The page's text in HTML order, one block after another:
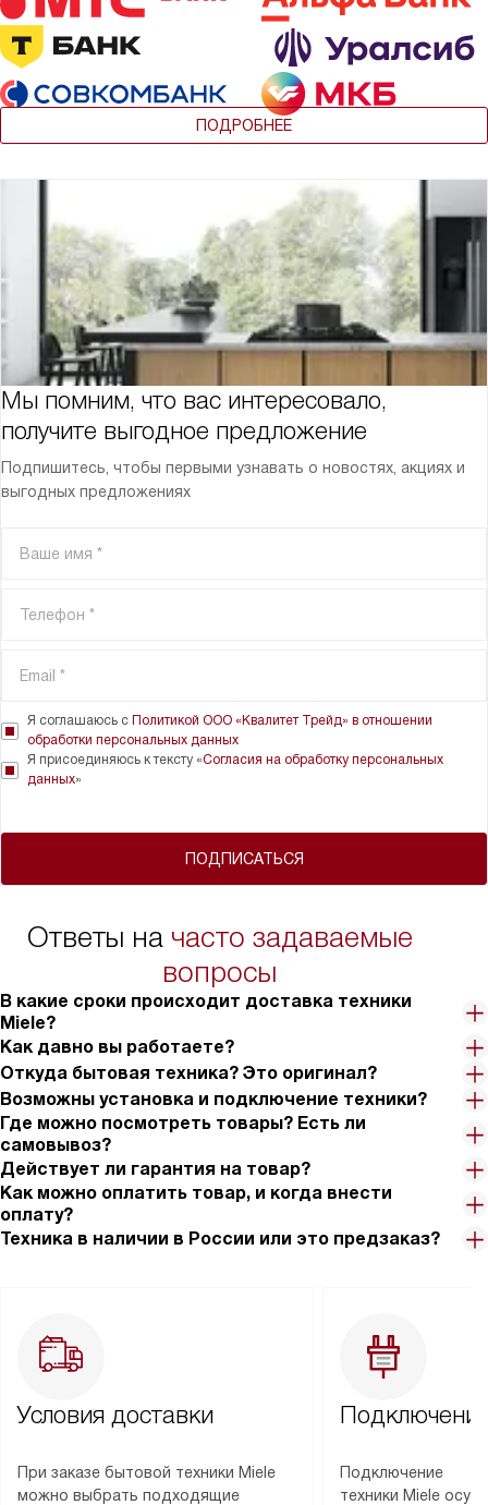
ПОДРОБНЕЕ
Мы помним, что вас интересовало,
получите выгодное предложение
Подпишитесь, чтобы первыми узнавать о новостях, акциях и
выгодных предложениях
ПОДПИСАТЬСЯ
Я соглашаюсь с Политикой ООО «Квалитет Трейд» в отношении
обработки персональных данных
Я присоединяюсь к тексту «Согласия на обработку персональных
данных»
Ответы на часто задаваемые
вопросы
В какие сроки происходит доставка техники
Miele?
Как давно вы работаете?
Откуда бытовая техника? Это оригинал?
Возможны установка и подключение техники?
Где можно посмотреть товары? Есть ли
самовывоз?
Действует ли гарантия на товар?
Как можно оплатить товар, и когда внести
оплату?
Техника в наличии в России или это предзаказ?
Условия доставки
При заказе бытовой техники Miele
можно выбрать подходящие
Подключение
техники Miele